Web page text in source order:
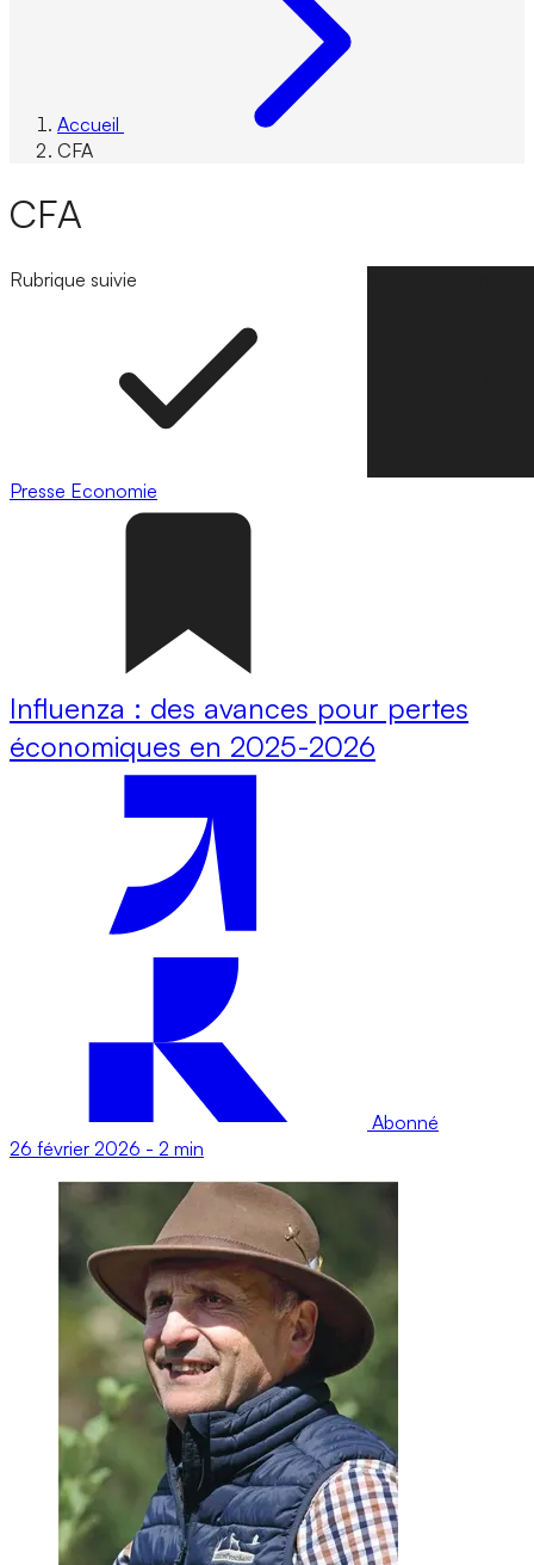
Accueil
CFA
CFA
Rubrique suivie
Presse Economie
Influenza : des avances pour pertes
économiques en 2025-2026
Abonné
26 février 2026 - 2 min